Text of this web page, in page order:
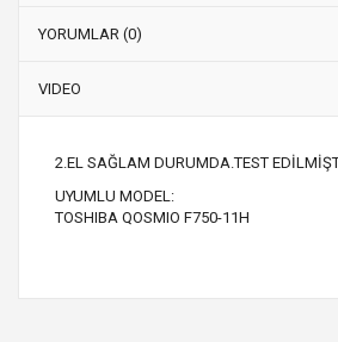
YORUMLAR (0)
VIDEO
2.EL SAĞLAM DURUMDA.TEST
UYUMLU MODEL:
TOSHIBA QOSMIO F750-11H